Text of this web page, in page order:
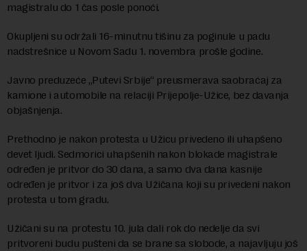
magistralu do 1 čas posle ponoći.
Okupljeni su održali 16-minutnu tišinu za poginule u padu
nadstrešnice u Novom Sadu 1. novembra prošle godine.
Javno preduzeće „Putevi Srbije“ preusmerava saobraćaj za
kamione i automobile na relaciji Prijepolje-Užice, bez davanja
objašnjenja.
Prethodno je nakon protesta u Užicu privedeno ili uhapšeno
devet ljudi. Sedmorici uhapšenih nakon blokade magistrale
određen je pritvor do 30 dana, a samo dva dana kasnije
određen je pritvor i za još dva Užičana koji su privedeni nakon
protesta u tom gradu.
Užičani su na protestu 10. jula dali rok do nedelje da svi
pritvoreni budu pušteni da se brane sa slobode, a najavljuju još